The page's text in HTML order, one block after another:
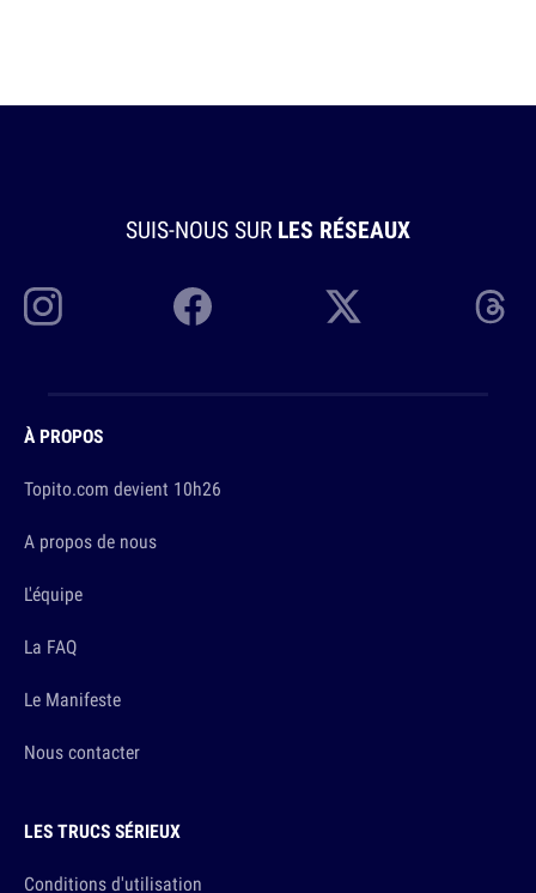
SUIS-NOUS SUR LES RÉSEAUX
À PROPOS
Topito.com devient 10h26
A propos de nous
L'équipe
La FAQ
Le Manifeste
Nous contacter
LES TRUCS SÉRIEUX
Conditions d'utilisation